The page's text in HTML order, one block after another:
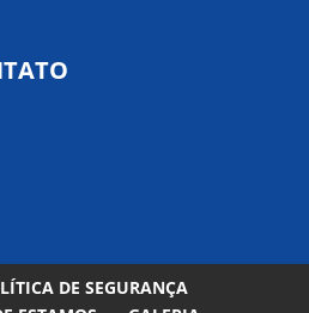
DE SEGURANÇA